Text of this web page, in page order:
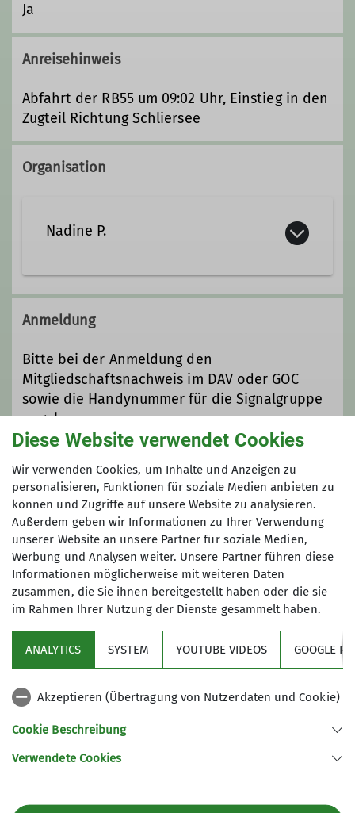
Ja
Anreisehinweis
Abfahrt der RB55 um 09:02 Uhr, Einstieg in den
Zugteil Richtung Schliersee
Organisation
Nadine P.
nadine@dav-goc.de
Qualifikationen
Wanderleiter*in
Trainer*in C Bergwandern
Anmeldung
Bitte bei der Anmeldung den
Mitgliedschaftsnachweis im DAV oder GOC
sowie die Handynummer für die Signalgruppe
angeben.
Anmeldung ab / bis
09.01.2026 / 31.01.2026
Maximale Teilnehmeranzahl
8
Sektion
80469 München
Diese Website verwendet Cookies
Wir verwenden Cookies, um Inhalte und Anzeigen zu
personalisieren, Funktionen für soziale Medien anbieten zu
können und Zugriffe auf unsere Website zu analysieren.
Außerdem geben wir Informationen zu Ihrer Verwendung
unserer Website an unsere Partner für soziale Medien,
Werbung und Analysen weiter. Unsere Partner führen diese
Informationen möglicherweise mit weiteren Daten
zusammen, die Sie ihnen bereitgestellt haben oder die sie
im Rahmen Ihrer Nutzung der Dienste gesammelt haben.
ANALYTICS SYSTEM YOUTUBE VIDEOS GOOGLE
Akzeptieren (Übertragung von Nutzerdaten und Cookie)
Cookie Beschreibung
Verwendete Cookies